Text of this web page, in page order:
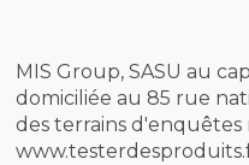
MIS Group, SASU au
domiciliée au 85 rue
des terrains d'enquêtes